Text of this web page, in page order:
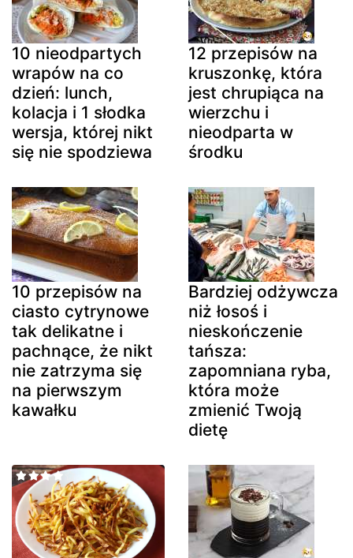
10 nieodpartych
wrapów na co
dzień: lunch,
kolacja i 1 słodka
wersja, której nikt
się nie spodziewa
12 przepisów na
kruszonkę, która
jest chrupiąca na
wierzchu i
nieodparta w
środku
10 przepisów na
ciasto cytrynowe
tak delikatne i
pachnące, że nikt
nie zatrzyma się
na pierwszym
kawałku
Bardziej odżywcza
niż łosoś i
nieskończenie
tańsza:
zapomniana ryba,
która może
zmienić Twoją
dietę